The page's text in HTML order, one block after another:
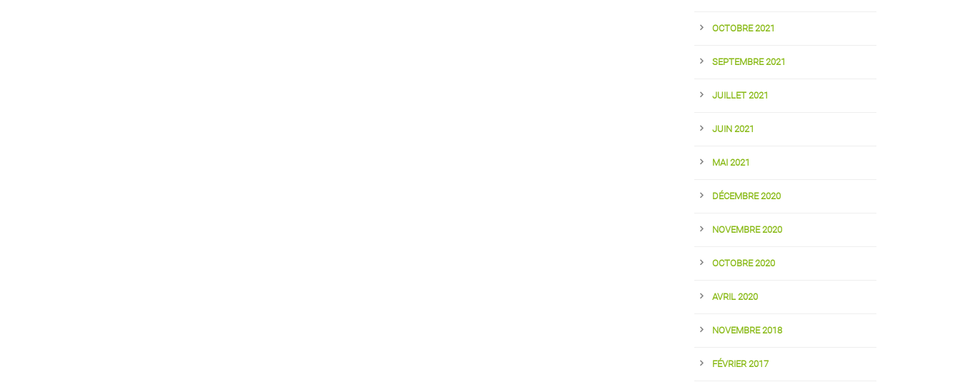
OCTOBRE 2021
SEPTEMBRE 2021
JUILLET 2021
JUIN 2021
MAI 2021
DÉCEMBRE 2020
NOVEMBRE 2020
OCTOBRE 2020
AVRIL 2020
NOVEMBRE 2018
FÉVRIER 2017